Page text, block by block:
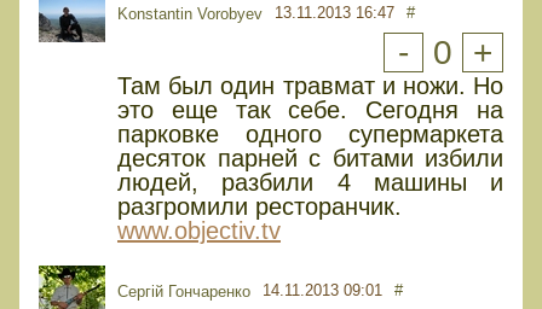
Konstantin Vorobyev 13.11.2013 16:47 #
- 0 +
Там был один травмат и ножи. Но
это еще так себе. Сегодня на
парковке одного супермаркета
десяток парней с битами избили
людей, разбили 4 машины и
разгромили ресторанчик.
www.objectiv.tv
Сергій Гончаренко 14.11.2013 09:01 #